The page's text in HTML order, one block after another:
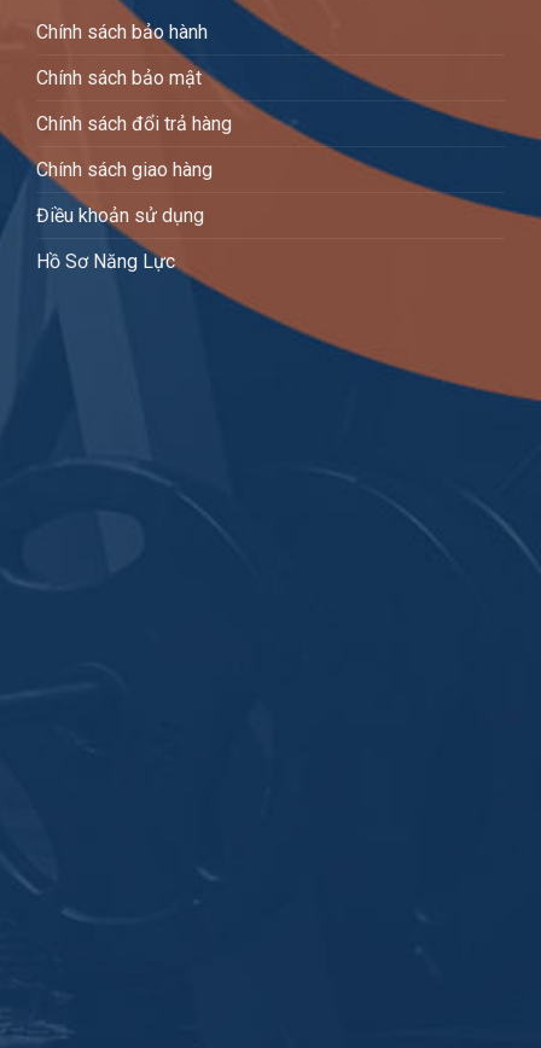
Chính sách bảo hành
Chính sách bảo mật
Chính sách đổi trả hàng
Chính sách giao hàng
Điều khoản sử dụng
Hồ Sơ Năng Lực